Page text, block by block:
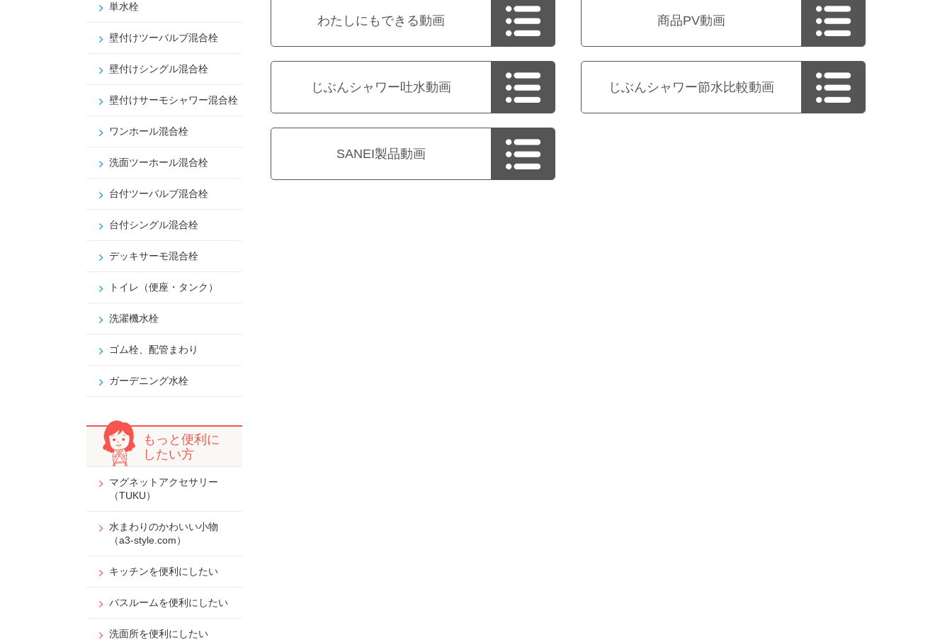
わたしにもできる動画 商品PV動画
じぶんシャワー吐水動画 じぶんシャワー節水比較動画
SANEI製品動画
単水栓
壁付けツーバルブ混合栓
壁付けシングル混合栓
壁付けサーモシャワー混合栓
ワンホール混合栓
洗面ツーホール混合栓
台付ツーバルブ混合栓
台付シングル混合栓
デッキサーモ混合栓
トイレ（便座・タンク）
洗濯機水栓
ゴム栓、配管まわり
ガーデニング水栓
もっと便利に
したい方
マグネットアクセサリー
（TUKU）
水まわりのかわいい小物
（a3-style.com）
キッチンを便利にしたい
バスルームを便利にしたい
洗面所を便利にしたい